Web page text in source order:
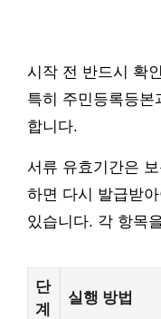
시작 전 반드시 확
특히 주민등록등
합니다.
서류 유효기간은
하면 다시 발급받
있습니다. 각 항목
단
계
실행 방법